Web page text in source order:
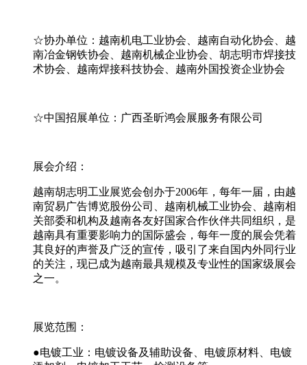
☆协办单位：越南机电工业协会、越南自动化协会、越
南冶金钢铁协会、越南机械企业协会、胡志明市焊接技
术协会、越南焊接科技协会、越南外国投资企业协会
☆中国招展单位：广西圣昕鸿会展服务有限公司
展会介绍：
越南胡志明工业展览会创办于2006年，每年一届，由越
南贸易广告博览股份公司、越南机械工业协会、越南相
关部委和机构及越南各友好国家合作伙伴共同组织，是
越南具有重要影响力的国际盛会，每年一度的展会凭着
其良好的声誉及广泛的宣传，吸引了来自国内外同行业
的关注，现已成为越南最具规模及专业性的国家级展会
之一。
展览范围：
●电镀工业：电镀设备及辅助设备、电镀原材料、电镀